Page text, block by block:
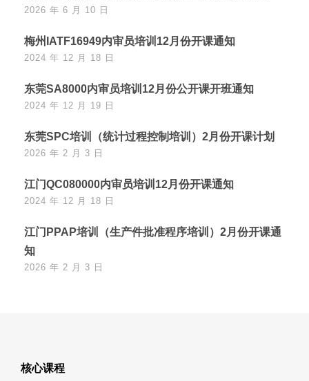
2026 年 6 月 10 日
梅州IATF16949内审员培训12月份开课通知
2024 年 12 月 18 日
东莞SA8000内审员培训12月份公开课开班通知
2024 年 12 月 19 日
东莞SPC培训（统计过程控制培训）2月份开课计划
2026 年 2 月 3 日
江门QC080000内审员培训12月份开课通知
2024 年 12 月 18 日
江门PPAP培训（生产件批准程序培训）2月份开课通
知
2026 年 2 月 3 日
核心课程